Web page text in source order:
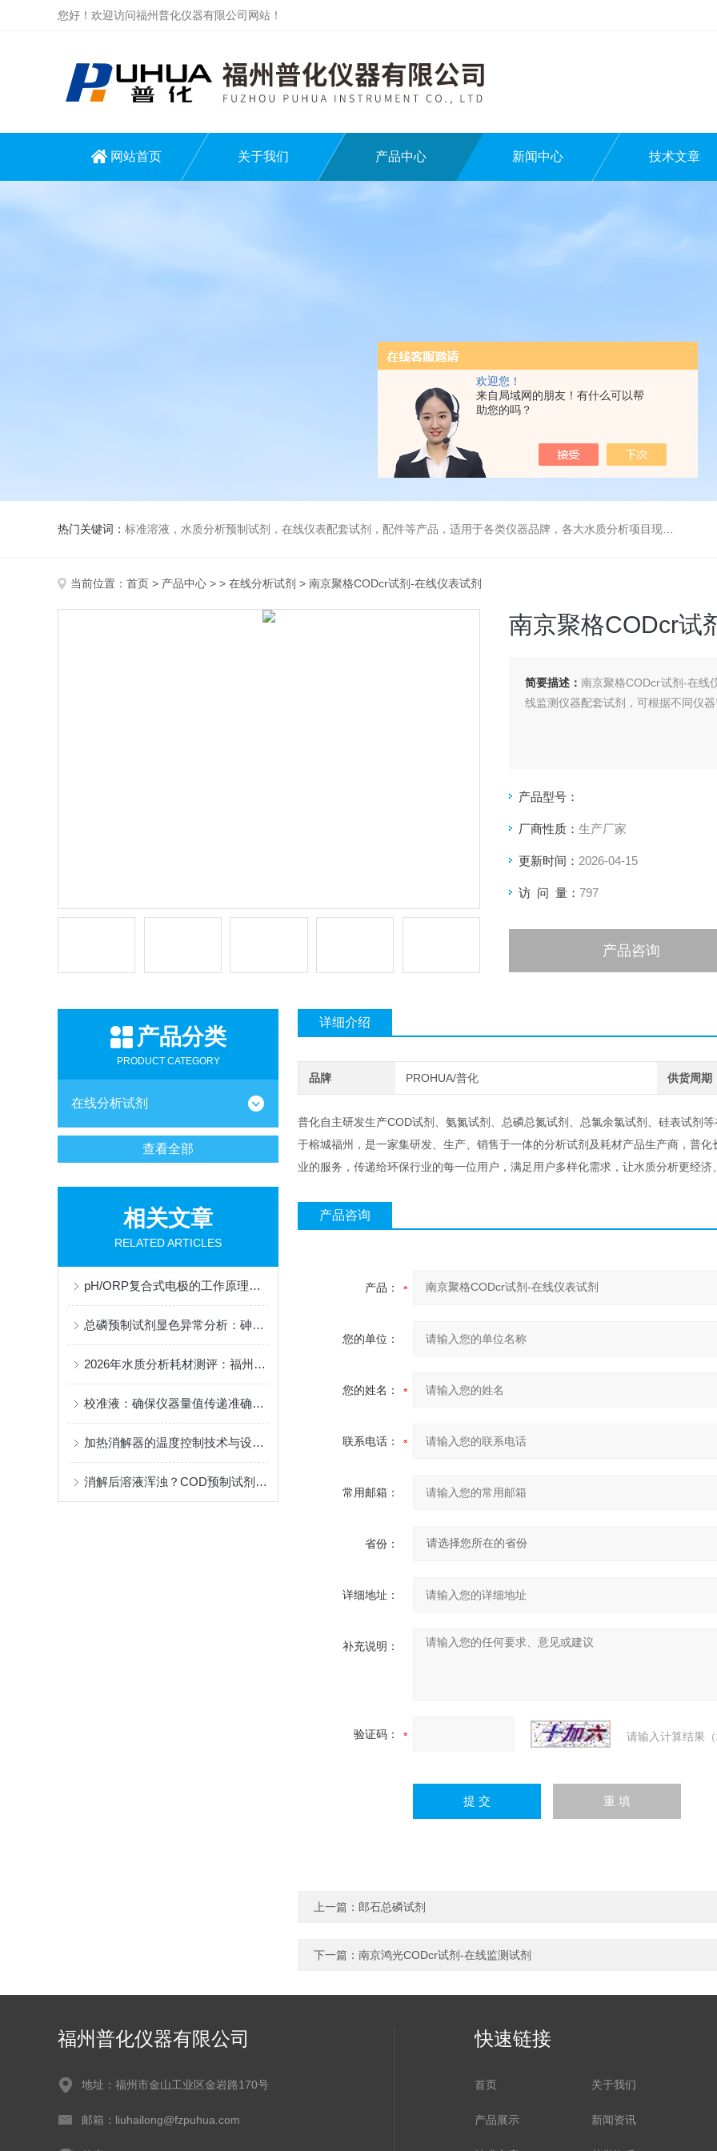
欢迎您！
来自局域网的朋友！有什么可以帮
助您的吗？
您好！欢迎访问福州普化仪器有限公司网站！
网站首页 关于我们 产品中心 新闻中心 技术文章
热门关键词： 标准溶液，水质分析预制试剂，在线仪表配套试剂，配件等产品，适用于各类仪器品牌，各大水质分析项目现场及实验室
当前位置： 首页 > 产品中心 > > 在线分析试剂 > 南京聚格CODcr试剂-在线仪表试剂
南京聚格CODcr试
简要描述：南京聚格CODcr试剂-在线
线监测仪器配套试剂，可根据不同仪
产品型号：
厂商性质： 生产厂家
更新时间： 2026-04-15
访 问 量： 797
产品咨询
产品分类
PRODUCT CATEGORY
在线分析试剂
查看全部
相关文章
RELATED ARTICLES
pH/ORP复合式电极的工作原理与结构解析
总磷预制试剂显色异常分析：砷铁离子干扰的掩蔽方法与质控样验证
2026年水质分析耗材测评：福州普化适配哈希WTW E+H岛津仪器，覆盖余氯氨氮COD总磷总氮试剂
校准液：确保仪器量值传递准确的关键
加热消解器的温度控制技术与设备维护保养指南
消解后溶液浑浊？COD预制试剂常见异常现象与对策
详细介绍
品牌 PROHUA/普化 供货周期
普化自主研发生产COD试剂、氨氮试剂、总磷总氮试剂、总氯余氯试剂、硅表试剂
于榕城福州，是一家集研发、生产、销售于一体的分析试剂及耗材产品生产商，普
业的服务，传递给环保行业的每一位用户，满足用户多样化需求，让水质分析更经济
产品咨询
产品：
您的单位：
您的姓名：
联系电话：
常用邮箱：
省份：
详细地址：
补充说明：
验证码： 请输入计算结果
上一篇： 郎石总磷试剂
下一篇： 南京鸿光CODcr试剂-在线监测试剂
福州普化仪器有限公司
地址：福州市金山工业区金岩路170号
邮箱：liuhailong@fzpuhua.com
快速链接
首页 关于我们
产品展示 新闻资讯